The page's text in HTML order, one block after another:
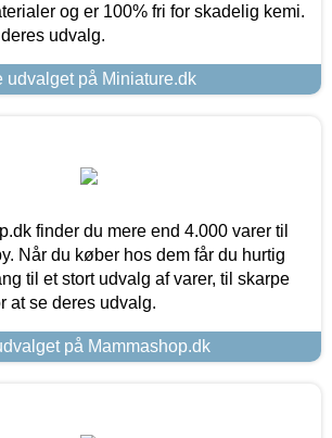
og er 100% fri for skadelig kemi.
udvalg.
udvalget på Miniature.dk
finder du mere end 4.000 varer til
Når du køber hos dem får du hurtig
til et stort udvalg af varer, til skarpe
at se deres udvalg.
på Mammashop.dk